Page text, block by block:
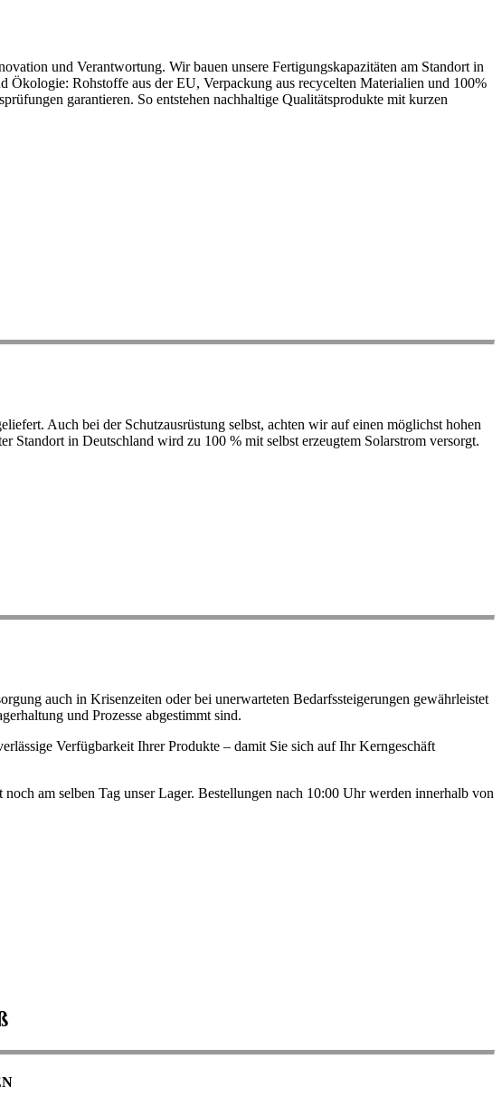
und Verantwortung. Wir bauen unsere Fertigungskapazitäten am Standort in
Ökologie: Rohstoffe aus der EU, Verpackung aus recycelten Materialien und 100%
garantieren. So entstehen nachhaltige Qualitätsprodukte mit kurzen
Auch bei der Schutzausrüstung selbst, achten wir auf einen möglichst hohen
Standort in Deutschland wird zu 100 % mit selbst erzeugtem Solarstrom versorgt.
auch in Krisenzeiten oder bei unerwarteten Bedarfssteigerungen gewährleistet
und Prozesse abgestimmt sind.
Verfügbarkeit Ihrer Produkte – damit Sie sich auf Ihr Kerngeschäft
am selben Tag unser Lager. Bestellungen nach 10:00 Uhr werden innerhalb von